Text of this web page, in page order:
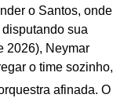
o Santos, onde
sua
2026), Neymar
o time sozinho,
afinada. O